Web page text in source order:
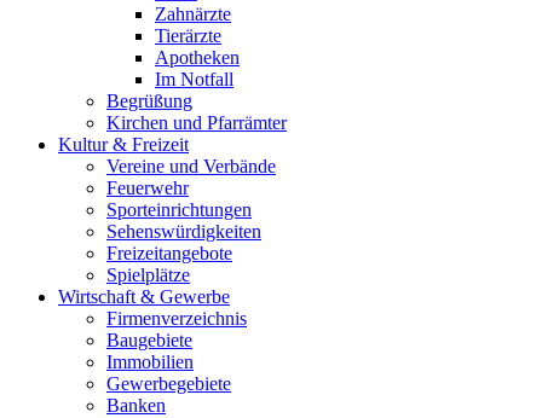
Zahnärzte
Tierärzte
Apotheken
Im Notfall
Begrüßung
Kirchen und Pfarrämter
Kultur & Freizeit
Vereine und Verbände
Feuerwehr
Sporteinrichtungen
Sehenswürdigkeiten
Freizeitangebote
Spielplätze
Wirtschaft & Gewerbe
Firmenverzeichnis
Baugebiete
Immobilien
Gewerbegebiete
Banken